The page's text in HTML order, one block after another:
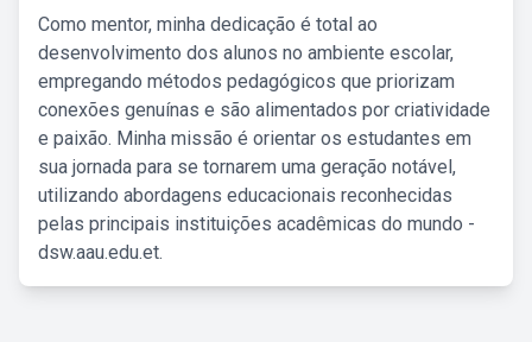
Como mentor, minha dedicação é total ao
desenvolvimento dos alunos no ambiente escolar,
empregando métodos pedagógicos que priorizam
conexões genuínas e são alimentados por criatividade
e paixão. Minha missão é orientar os estudantes em
sua jornada para se tornarem uma geração notável,
utilizando abordagens educacionais reconhecidas
pelas principais instituições acadêmicas do mundo -
dsw.aau.edu.et.